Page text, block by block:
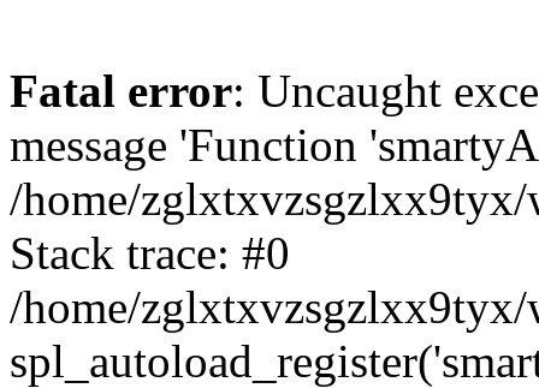
Fatal error: Uncaught
message 'Function
/home/zglxtxvzsgzlxx9tyx/
Stack trace: #0
/home/zglxtxvzsgzlxx9tyx/